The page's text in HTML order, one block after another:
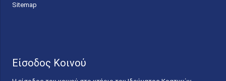
Sitemap
Είσοδος Κοινού